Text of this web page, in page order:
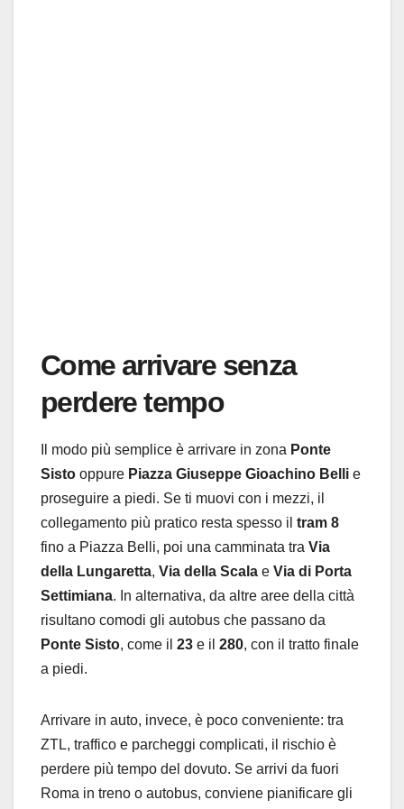
Come arrivare senza
perdere tempo
Il modo più semplice è arrivare in zona Ponte
Sisto oppure Piazza Giuseppe Gioachino Belli e
proseguire a piedi. Se ti muovi con i mezzi, il
collegamento più pratico resta spesso il tram 8
fino a Piazza Belli, poi una camminata tra Via
della Lungaretta, Via della Scala e Via di Porta
Settimiana. In alternativa, da altre aree della città
risultano comodi gli autobus che passano da
Ponte Sisto, come il 23 e il 280, con il tratto finale
a piedi.
Arrivare in auto, invece, è poco conveniente: tra
ZTL, traffico e parcheggi complicati, il rischio è
perdere più tempo del dovuto. Se arrivi da fuori
Roma in treno o autobus, conviene pianificare gli